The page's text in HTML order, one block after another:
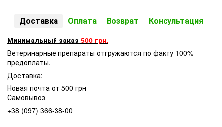
Доставка Оплата Возврат Консультация
Минимальный заказ 500 грн.
Ветеринарные препараты отгружаются по факту 100%
предоплаты.
Доставка:
Новая почта от 500 грн
Самовывоз
+38 (097) 366-38-00